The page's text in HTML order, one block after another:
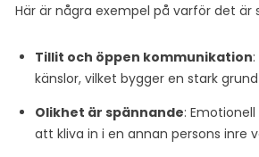
Här är några exempel på varför det är
Tillit och öppen kommunikation
känslor, vilket bygger en stark
Olikhet är spännande:
att kliva in i en annan persons inre